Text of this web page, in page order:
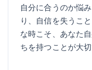
自分に合うのか悩
り、自信を失うこ
な時こそ、あなた
ちを持つことが大切